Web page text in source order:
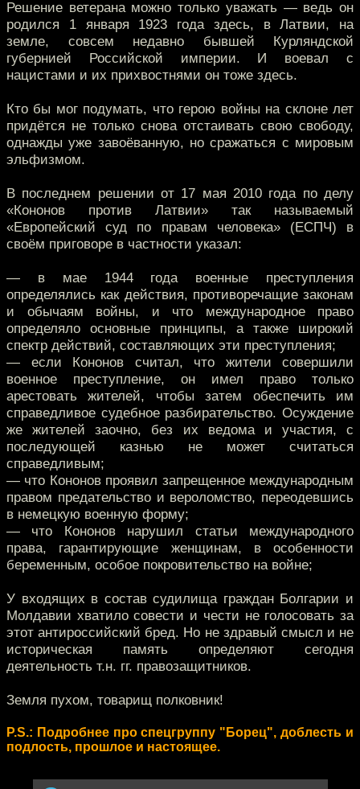
Решение ветерана можно только уважать — ведь он
родился 1 января 1923 года здесь, в Латвии, на
земле, совсем недавно бывшей Курляндской
губернией Российской империи. И воевал с
нацистами и их прихвостнями он тоже здесь.
Кто бы мог подумать, что герою войны на склоне лет
придётся не только снова отстаивать свою свободу,
однажды уже завоёванную, но сражаться с мировым
эльфизмом.
В последнем решении от 17 мая 2010 года по делу
«Кононов против Латвии» так называемый
«Европейский суд по правам человека» (ЕСПЧ) в
своём приговоре в частности указал:
— в мае 1944 года военные преступления
определялись как действия, противоречащие законам
и обычаям войны, и что международное право
определяло основные принципы, а также широкий
спектр действий, составляющих эти преступления;
— если Кононов считал, что жители совершили
военное преступление, он имел право только
арестовать жителей, чтобы затем обеспечить им
справедливое судебное разбирательство. Осуждение
же жителей заочно, без их ведома и участия, с
последующей казнью не может считаться
справедливым;
— что Кононов проявил запрещенное международным
правом предательство и вероломство, переодевшись
в немецкую военную форму;
— что Кононов нарушил статьи международного
права, гарантирующие женщинам, в особенности
беременным, особое покровительство на войне;
У входящих в состав судилища граждан Болгарии и
Молдавии хватило совести и чести не голосовать за
этот антироссийский бред. Но не здравый смысл и не
историческая память определяют сегодня
деятельность т.н. гг. правозащитников.
Земля пухом, товарищ полковник!
P.S.: Подробнее про спецгруппу "Борец", доблесть и
подлость, прошлое и настоящее.